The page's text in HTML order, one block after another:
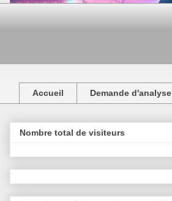
Accueil Demande d'analyse
Nombre total de visiteurs